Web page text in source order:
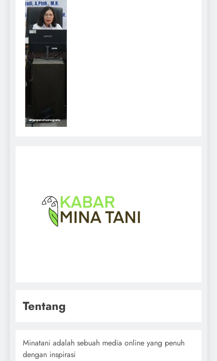
Tentang
Minatani adalah sebuah media online yang penuh
dengan inspirasi